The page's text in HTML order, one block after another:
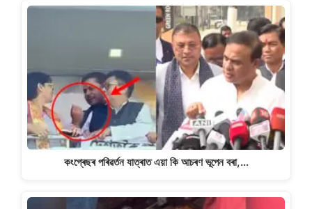
কংগ্ৰেছৰ পৰিৱৰ্তন যাত্ৰাত এয়া কি আচৰণ ভূপেন বৰা,…